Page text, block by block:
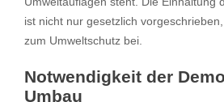
ist nicht nur gesetzlich
zum Umweltschutz bei.
Notwendigkeit der
Umbau